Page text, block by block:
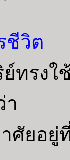
ชีวิต
รงใ
ว่า
อาศั